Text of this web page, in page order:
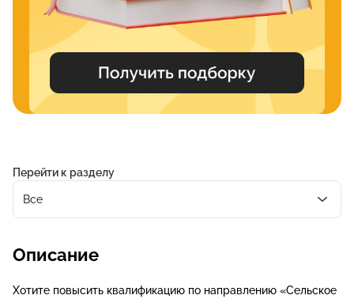
Перейти к разделу
Все
Описание
Хотите повысить квалификацию по направлению «Сельское